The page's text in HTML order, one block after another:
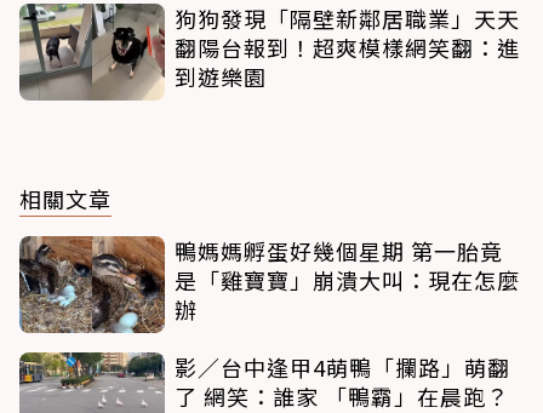
狗狗發現「隔壁新鄰居職業」天天
翻陽台報到！超爽模樣網笑翻：進
到遊樂園
相關文章
鴨媽媽孵蛋好幾個星期 第一胎竟
是「雞寶寶」崩潰大叫：現在怎麼
辦
影／台中逢甲4萌鴨「攔路」萌翻
了 網笑：誰家 「鴨霸」在晨跑？